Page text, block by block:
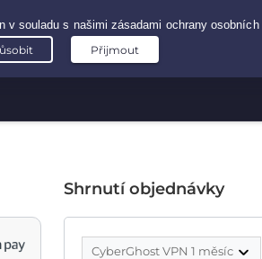
Shrnutí objednávky
CyberGhost VPN 1 měsíc